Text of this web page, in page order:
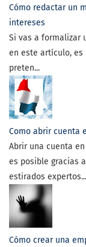
Cómo redactar un
intereses
Si vas a formalizar
en este artículo, es
preten...
Como abrir cuenta
Abrir una cuenta
es posible gracias
estirados expertos...
Cómo crear una